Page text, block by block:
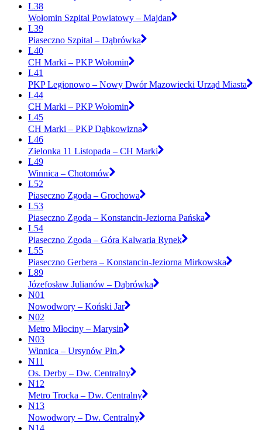
L38
Wołomin Szpital Powiatowy – Majdan
L39
Piaseczno Szpital – Dąbrówka
L40
CH Marki – PKP Wołomin
L41
PKP Legionowo – Nowy Dwór Mazowiecki Urząd Miasta
L44
CH Marki – PKP Wołomin
L45
CH Marki – PKP Dąbkowizna
L46
Zielonka 11 Listopada – CH Marki
L49
Winnica – Chotomów
L52
Piaseczno Zgoda – Grochowa
L53
Piaseczno Zgoda – Konstancin-Jeziorna Pańska
L54
Piaseczno Zgoda – Góra Kalwaria Rynek
L55
Piaseczno Gerbera – Konstancin-Jeziorna Mirkowska
L89
Józefosław Julianów – Dąbrówka
N01
Nowodwory – Koński Jar
N02
Metro Młociny – Marysin
N03
Winnica – Ursynów Płn.
N11
Os. Derby – Dw. Centralny
N12
Metro Trocka – Dw. Centralny
N13
Nowodwory – Dw. Centralny